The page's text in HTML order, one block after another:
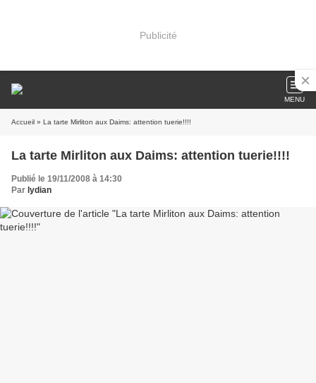
Publicité
MENU
Accueil » La tarte Mirliton aux Daims: attention tuerie!!!!
La tarte Mirliton aux Daims: attention tuerie!!!!
Publié le 19/11/2008 à 14:30
Par lydian